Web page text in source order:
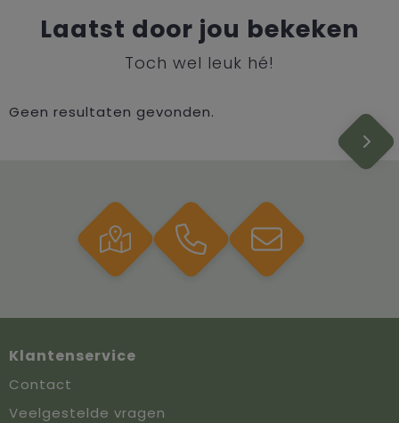
Laatst door jou bekeken
Toch wel leuk hé!
Geen resultaten gevonden.
Klantenservice
Contact
Veelgestelde vragen